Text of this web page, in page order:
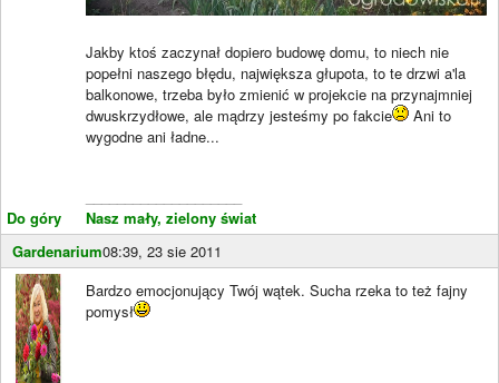
Do góry
Jakby ktoś zaczynał dopiero budowę domu, to niech nie
popełni naszego błędu, największa głupota, to te drzwi a'la
balkonowe, trzeba było zmienić w projekcie na przynajmniej
dwuskrzydłowe, ale mądrzy jesteśmy po fakcie
Ani to
wygodne ani ładne...
Nasz mały, zielony świat
Gardenarium08:39, 23 sie 2011
Bardzo emocjonujący Twój wątek. Sucha rzeka to też fajny
pomysł